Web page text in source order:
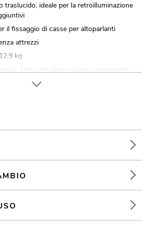
traslucido, ideale per la retroilluminazione
il fissaggio di casse per altoparlanti
attrezzi
kg
il tessuto deve essere nuovamente
ignifugo)
Gala/Eventi
Stand variable (plates + bag)
Stand variabel (Tasche, Truss &